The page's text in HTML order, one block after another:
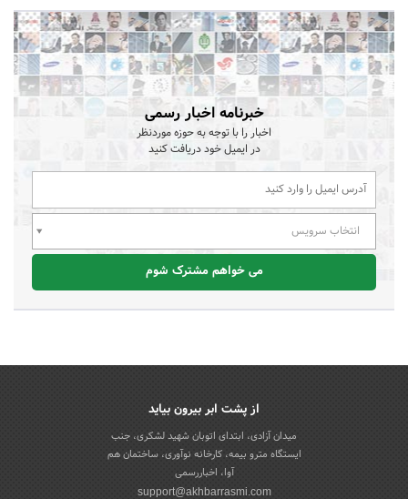
خبرنامه اخبار رسمی
اخبار را با توجه به حوزه موردنظر
در ایمیل خود دریافت کنید
انتخاب سرویس
می خواهم مشترک شوم
از پشت ابر بیرون بیاید
میدان آزادی، ابتدای اتوبان شهید لشکری، جنب
ایستگاه مترو بیمه، کارخانه نوآوری، ساختمان هم
آوا، اخباررسمی
support@akhbarrasmi.com